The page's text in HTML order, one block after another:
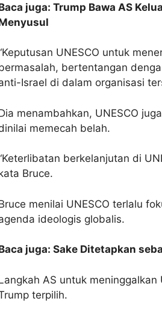
juga: Trump Bawa AS
UNESCO untuk
bertentangan
Israel di dalam organisasi
menambahkan, UNESCO
memecah belah.
berkelanjutan di
Bruce.
menilai UNESCO terlalu
ideologis globalis.
juga: Sake Ditetapkan
AS untuk
terpilih.